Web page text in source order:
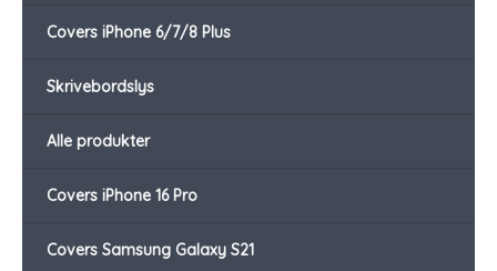
Covers iPhone 6/7/8 Plus
Skrivebordslys
Alle produkter
Covers iPhone 16 Pro
Covers Samsung Galaxy S21